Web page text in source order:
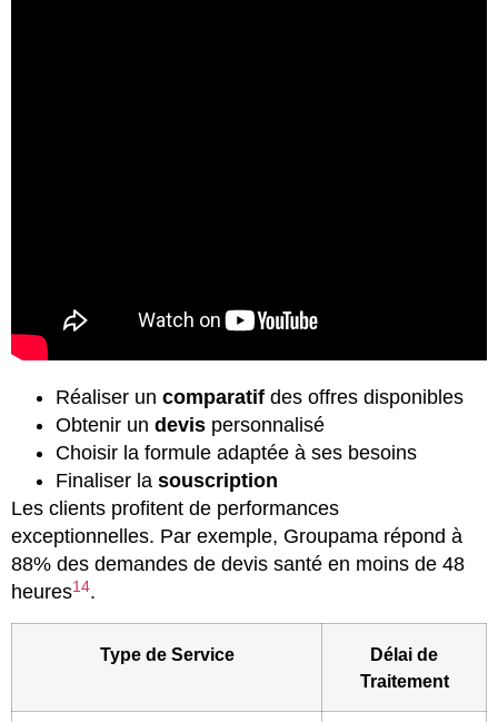
Réaliser un comparatif des offres disponibles
Obtenir un devis personnalisé
Choisir la formule adaptée à ses besoins
Finaliser la souscription
Les clients profitent de performances
exceptionnelles. Par exemple, Groupama répond à
88% des demandes de devis santé en moins de 48
heures14.
Type de Service
Délai de
Traitement